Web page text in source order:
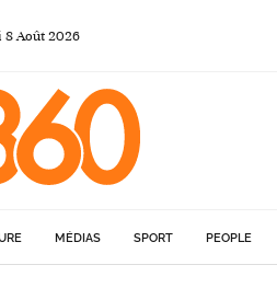
8Août2026
MÉDIAS SPORT PEOPLE